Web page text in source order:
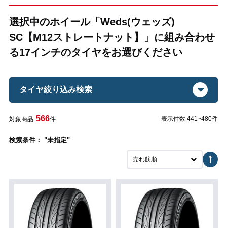
選択中のホイール「Weds(ウェッズ)
SC【M12ストレートナット】」に組み合わせ
る17インチのタイヤをお選びください
タイヤ絞り込み検索
対象商品 566件 表示件数 441~480件
検索条件： "未指定"
売れ筋順